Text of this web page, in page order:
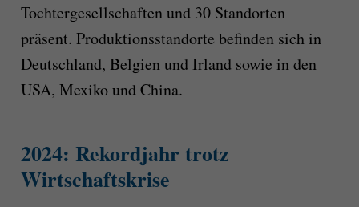
Tochtergesellschaften und 30 Standorten
präsent. Produktionsstandorte befinden sich in
Deutschland, Belgien und Irland sowie in den
USA, Mexiko und China.
2024: Rekordjahr trotz
Wirtschaftskrise